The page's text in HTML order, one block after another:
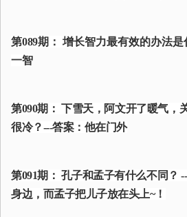
第089期： 增长智力最有效的办法
一智
第090期： 下雪天，阿文开了暖气，
很冷？---答案：他在门外
第091期： 孔子和孟子有什么不同？
身边，而孟子把儿子放在头上~！